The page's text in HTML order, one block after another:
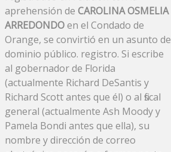
aprehensión de CAROLINA OSMELIA
ARREDONDOen el Condado de
Orange, se convirtió en un asunto de
dominio público. registro. Si escribe
al gobernador de Florida
(actualmente Richard DeSantis y
Richard Scott antes que él) o al fiscal
general (actualmente Ash Moody y
Pamela Bondi antes que ella), su
nombre y dirección de correo